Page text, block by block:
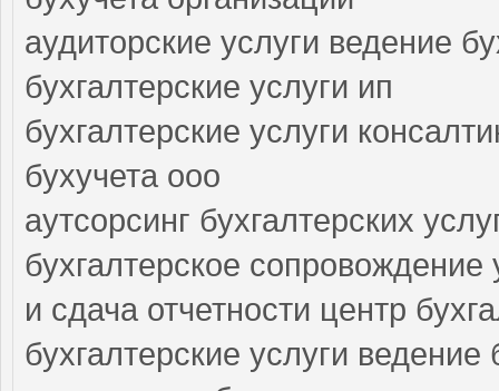
аудиторские услуги ведение
бухгалтерские услуги ип
бухгалтерские услуги
бухучета ооо
аутсорсинг бухгалтерских
бухгалтерское
и сдача отчетности центр
бухгалтерские услуги